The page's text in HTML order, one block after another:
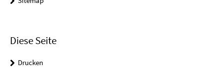
Diese Seite
Drucken